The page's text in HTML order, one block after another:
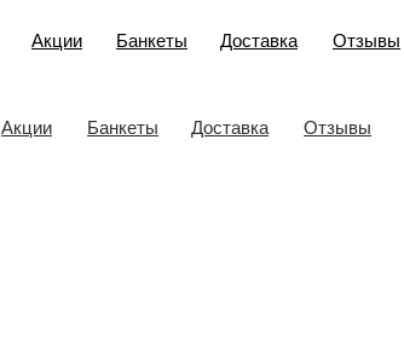
Акции Банкеты Доставка Отзывы
Акции Банкеты Доставка Отзывы